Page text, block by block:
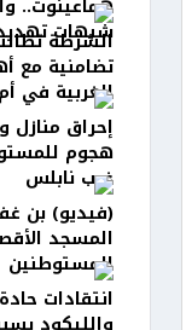
هماعينوت..
شبهات
الشرطة
تضامنية مع
الغربية في
إحراق منازل
هجوم
غرب نابلس
(فيديو) بن
المسجد
المستوطنين
انتقادات